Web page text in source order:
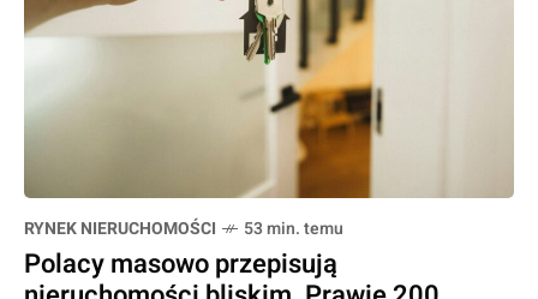
RYNEK NIERUCHOMOŚCI 53 min. temu
Polacy masowo przepisują